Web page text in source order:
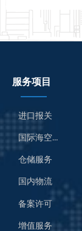
服务项目
进口报关
国际海空运服务
仓储服务
国内物流
备案许可
增值服务